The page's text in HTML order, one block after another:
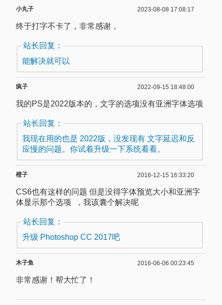
小丸子 2023-08-08 17:08:17
终于打字不卡了，非常感谢，
站长回复：
能解决就可以
疯子 2022-09-15 18:48:00
我的PS是2022版本的，文字的选项没有亚洲字体选项
站长回复：
我现在用的也是 2022版，没发现有 文字延迟和反
应慢的问题。你试着升级一下系统看看。
橙子 2016-12-15 16:33:20
CS6也有这样的问题 但是没得字体预览大小和亚洲字
体显示那个选项 ，我该囊个解决呢
站长回复：
升级 Photoshop CC 2017吧
木子鱼 2016-06-06 00:23:45
非常感谢！帮大忙了！